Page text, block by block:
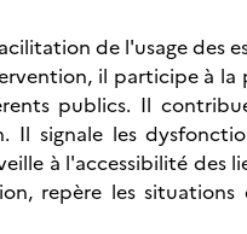
de l'usage
il participe à
publics. Il
Il signale les
à l'accessibilité des
repère les